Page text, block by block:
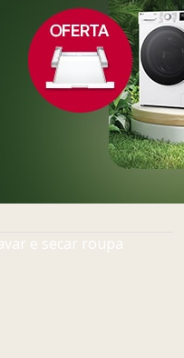
e secar roupa